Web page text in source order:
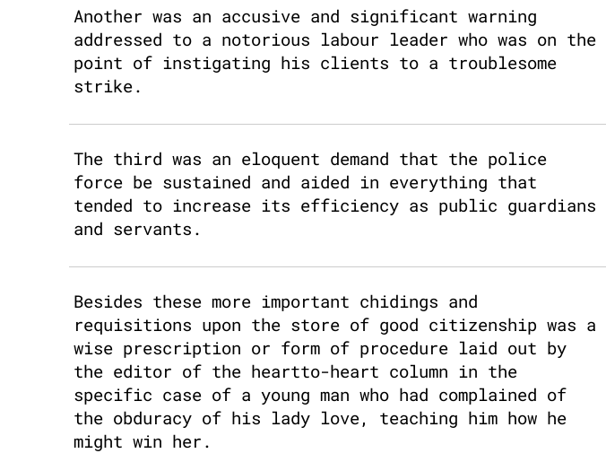
Another was an accusive and significant warning
addressed to a notorious labour leader who was on the
point of instigating his clients to a troublesome
strike.
The third was an eloquent demand that the police
force be sustained and aided in everything that
tended to increase its efficiency as public guardians
and servants.
Besides these more important chidings and
requisitions upon the store of good citizenship was a
wise prescription or form of procedure laid out by
the editor of the heartto-heart column in the
specific case of a young man who had complained of
the obduracy of his lady love, teaching him how he
might win her.